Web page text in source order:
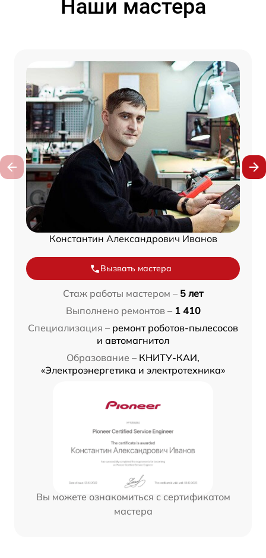
Наши мастера
Константин Александрович Иванов
Вызвать мастера
Стаж работы мастером – 5 лет
Выполнено ремонтов – 1 410
Специализация – ремонт роботов-пылесосов
и автомагнитол
Образование – КНИТУ-КАИ,
«Электроэнергетика и электротехника»
Вы можете ознакомиться с сертификатом
мастера